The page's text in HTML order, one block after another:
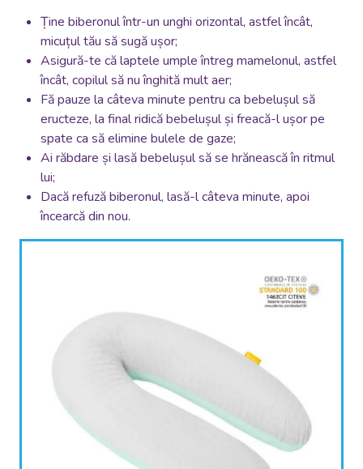
Ține biberonul într-un unghi orizontal, astfel încât,
micuțul tău să sugă ușor;
Asigură-te că laptele umple întreg mamelonul, astfel
încât, copilul să nu înghită mult aer;
Fă pauze la câteva minute pentru ca bebelușul să
eructeze, la final ridică bebelușul și freacă-l ușor pe
spate ca să elimine bulele de gaze;
Ai răbdare și lasă bebelușul să se hrănească în ritmul
lui;
Dacă refuză biberonul, lasă-l câteva minute, apoi
încearcă din nou.